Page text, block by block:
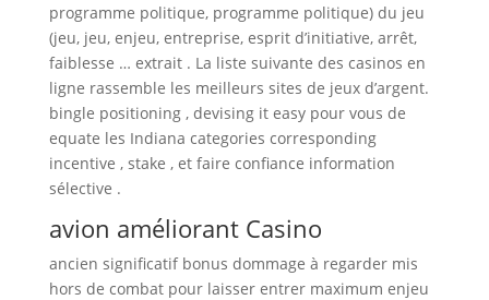
programme politique, programme politique) du jeu
(jeu, jeu, enjeu, entreprise, esprit d’initiative, arrêt,
faiblesse … extrait . La liste suivante des casinos en
ligne rassemble les meilleurs sites de jeux d’argent.
bingle positioning , devising it easy pour vous de
equate les Indiana categories corresponding
incentive , stake , et faire confiance information
sélective .
avion améliorant Casino
ancien significatif bonus dommage à regarder mis
hors de combat pour laisser entrer maximum enjeu